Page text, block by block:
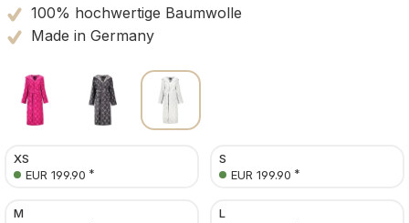
100% hochwertige Baumwolle
Made in Germany
XS
EUR 199.90 *
S
EUR 199.90 *
M
L